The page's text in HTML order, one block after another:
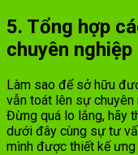
5. Tổng hợp
chuyên nghiệp
Làm sao để sở hữu
vẫn toát lên sự chuyên
Đừng quá lo lắng, hãy
dưới đây cùng sự tư
mình được thiết kế ưng